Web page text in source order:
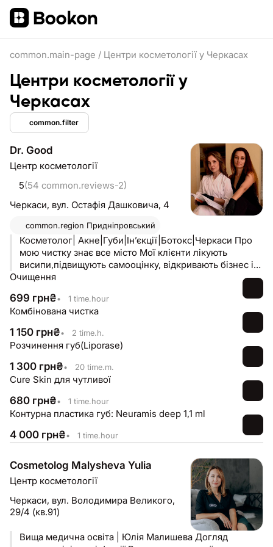
common.main-page / Центри косметології у Черкасах
Центри косметології у
Черкасах
common.filter
Dr. Good
Центр косметології
5(54 common.reviews-2)
Черкаси, вул. Остафія Дашковича, 4
common.region Придніпровський
Косметолог| Акне|Губи|Інʼєкції|Ботокс|Черкаси Про
мою чистку знає все місто Мої клієнти лікують
висипи,підвищують самооцінку, відкривають бізнес і
знають все про профілактику старіння
Очищення
699 грн₴• 1 time.hour
Комбінована чистка
1 150 грн₴• 2 time.h.
Розчинення губ(Liporase)
1 300 грн₴• 20 time.m.
Cure Skin для чутливої
680 грн₴• 1 time.hour
Контурна пластика губ: Neuramis deep 1,1 ml
4 000 грн₴• 1 time.hour
Cosmetolog Malysheva Yulia
Центр косметології
Черкаси, вул. Володимира Великого,
29/4 (кв.91)
Вища медична освіта | Юлія Малишева Догляд